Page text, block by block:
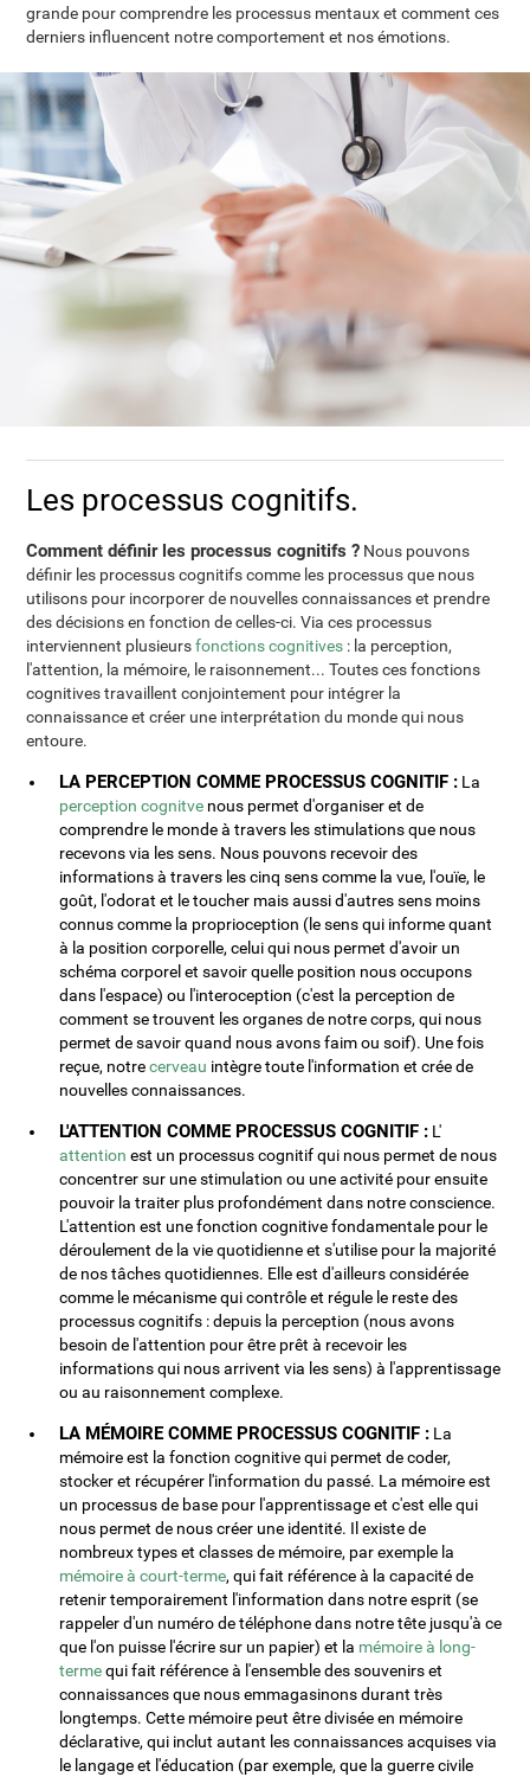
grande pour comprendre les processus mentaux et comment ces
derniers influencent notre comportement et nos émotions.
Les processus cognitifs.
Comment définir les processus cognitifs ? Nous pouvons
définir les processus cognitifs comme les processus que nous
utilisons pour incorporer de nouvelles connaissances et prendre
des décisions en fonction de celles-ci. Via ces processus
interviennent plusieursfonctions cognitives : la perception,
l'attention, la mémoire, le raisonnement... Toutes ces fonctions
cognitives travaillent conjointement pour intégrer la
connaissance et créer une interprétation du monde qui nous
entoure.
LA PERCEPTION COMME PROCESSUS COGNITIF : La
perception cognitve nous permet d'organiser et de
comprendre le monde à travers les stimulations que nous
recevons via les sens. Nous pouvons recevoir des
informations à travers les cinq sens comme la vue, l'ouïe, le
goût, l'odorat et le toucher mais aussi d'autres sens moins
connus comme la proprioception (le sens qui informe quant
à la position corporelle, celui qui nous permet d'avoir un
schéma corporel et savoir quelle position nous occupons
dans l'espace) ou l'interoception (c'est la perception de
comment se trouvent les organes de notre corps, qui nous
permet de savoir quand nous avons faim ou soif). Une fois
reçue, notrecerveau intègre toute l'information et crée de
nouvelles connaissances.
L'ATTENTION COMME PROCESSUS COGNITIF : L'
attention est un processus cognitif qui nous permet de nous
concentrer sur une stimulation ou une activité pour ensuite
pouvoir la traiter plus profondément dans notre conscience.
L'attention est une fonction cognitive fondamentale pour le
déroulement de la vie quotidienne et s'utilise pour la majorité
de nos tâches quotidiennes. Elle est d'ailleurs considérée
comme le mécanisme qui contrôle et régule le reste des
processus cognitifs : depuis la perception (nous avons
besoin de l'attention pour être prêt à recevoir les
informations qui nous arrivent via les sens) à l'apprentissage
ou au raisonnement complexe.
LA MÉMOIRE COMME PROCESSUS COGNITIF : La
mémoire est la fonction cognitive qui permet de coder,
stocker et récupérer l'information du passé. La mémoire est
un processus de base pour l'apprentissage et c'est elle qui
nous permet de nous créer une identité. Il existe de
nombreux types et classes de mémoire, par exemple la
mémoire à court-terme, qui fait référence à la capacité de
retenir temporairement l'information dans notre esprit (se
rappeler d'un numéro de téléphone dans notre tête jusqu'à ce
que l'on puisse l'écrire sur un papier) et la mémoire à long-
termequi fait référence à l'ensemble des souvenirs et
connaissances que nous emmagasinons durant très
longtemps. Cette mémoire peut être divisée en mémoire
déclarative, qui inclut autant les connaissances acquises via
le langage et l'éducation (par exemple, que la guerre civile